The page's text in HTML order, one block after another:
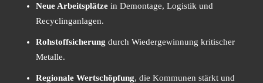
Neue Arbeitsplätze in Demontage, Logistik und
Recyclinganlagen.
Rohstoffsicherung durch Wiedergewinnung kritischer
Metalle.
Regionale Wertschöpfung, die Kommunen stärkt und